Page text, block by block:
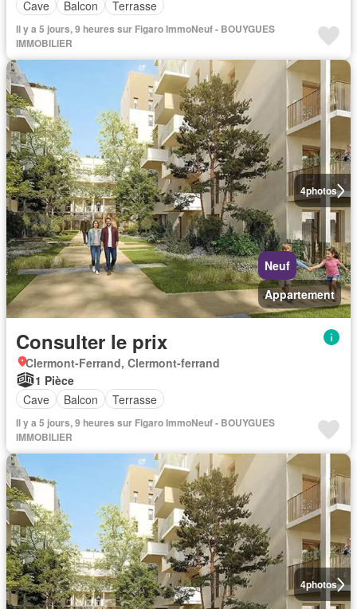
Cave Balcon Terrasse
Il y a 5 jours, 9 heures sur Figaro ImmoNeuf - BOUYGUES
IMMOBILIER
4photos
Neuf
Appartement
Consulter le prix
Clermont-Ferrand, Clermont-ferrand
1 Pièce
Cave
Balcon Terrasse
Il y a 5 jours, 9 heures sur Figaro ImmoNeuf - BOUYGUES
IMMOBILIER
4photos